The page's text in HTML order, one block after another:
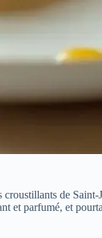
de
et parfumé, et